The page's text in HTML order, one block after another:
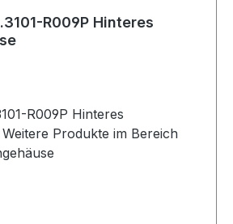
R009P Hinteres
R009P Hinteres